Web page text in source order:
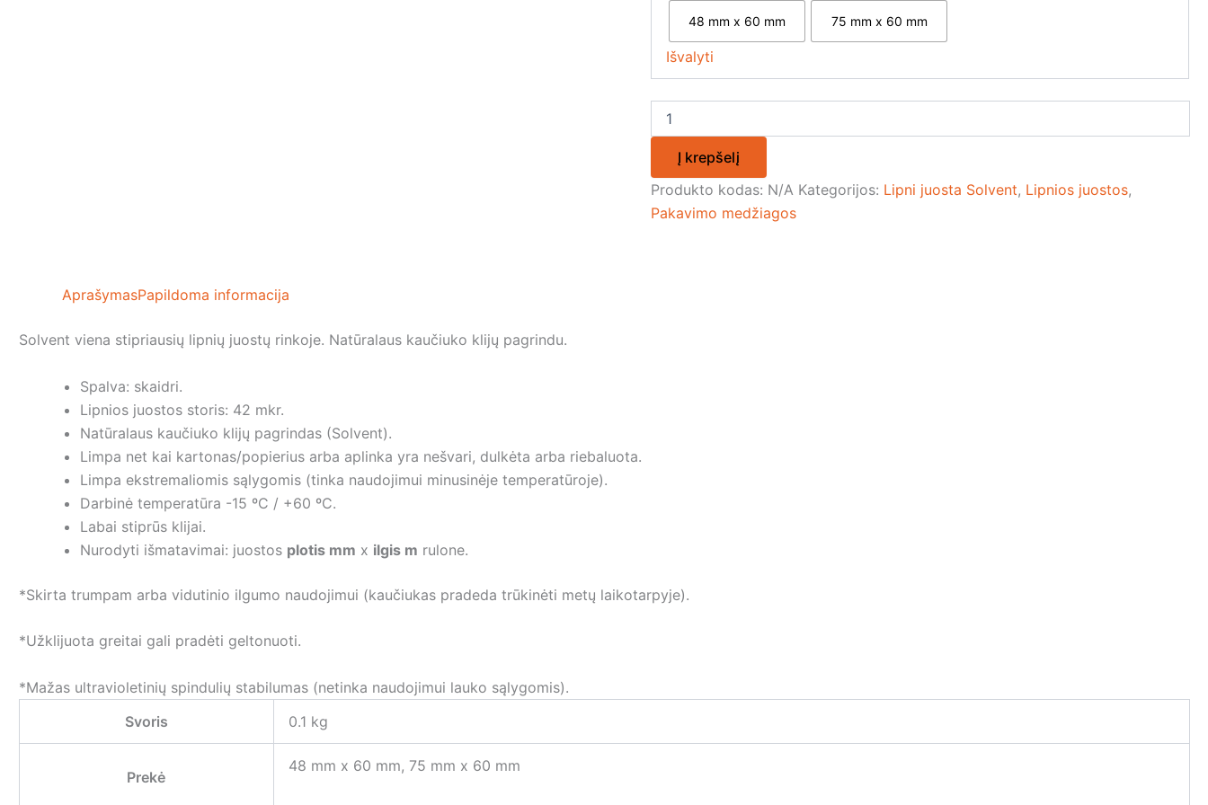
48 mm x 60 mm 75 mm x 60 mm
Išvalyti
Į krepšelį
Produkto kodas: N/A Kategorijos: Lipni juosta Solvent, Lipnios juostos,
Pakavimo medžiagos
AprašymasPapildoma informacija
Solvent viena stipriausių lipnių juostų rinkoje. Natūralaus kaučiuko klijų pagrindu.
Spalva: skaidri.
Lipnios juostos storis: 42 mkr.
Natūralaus kaučiuko klijų pagrindas (Solvent).
Limpa net kai kartonas/popierius arba aplinka yra nešvari, dulkėta arba riebaluota.
Limpa ekstremaliomis sąlygomis (tinka naudojimui minusinėje temperatūroje).
Darbinė temperatūra -15 ºC / +60 ºC.
Labai stiprūs klijai.
Nurodyti išmatavimai: juostos plotis mm x ilgis m rulone.
*Skirta trumpam arba vidutinio ilgumo naudojimui (kaučiukas pradeda trūkinėti metų laikotarpyje).
*Užklijuota greitai gali pradėti geltonuoti.
*Mažas ultravioletinių spindulių stabilumas (netinka naudojimui lauko sąlygomis).
Svoris
0.1 kg
Prekė
48 mm x 60 mm, 75 mm x 60 mm